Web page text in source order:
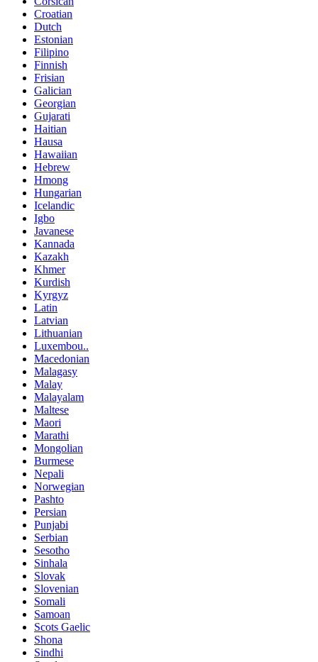
Croatian
Dutch
Estonian
Filipino
Finnish
Frisian
Galician
Georgian
Gujarati
Haitian
Hausa
Hawaiian
Hebrew
Hmong
Hungarian
Icelandic
Igbo
Javanese
Kannada
Kazakh
Khmer
Kurdish
Kyrgyz
Latin
Latvian
Lithuanian
Luxembou..
Macedonian
Malagasy
Malay
Malayalam
Maltese
Maori
Marathi
Mongolian
Burmese
Nepali
Norwegian
Pashto
Persian
Punjabi
Serbian
Sesotho
Sinhala
Slovak
Slovenian
Somali
Samoan
Scots Gaelic
Shona
Sindhi